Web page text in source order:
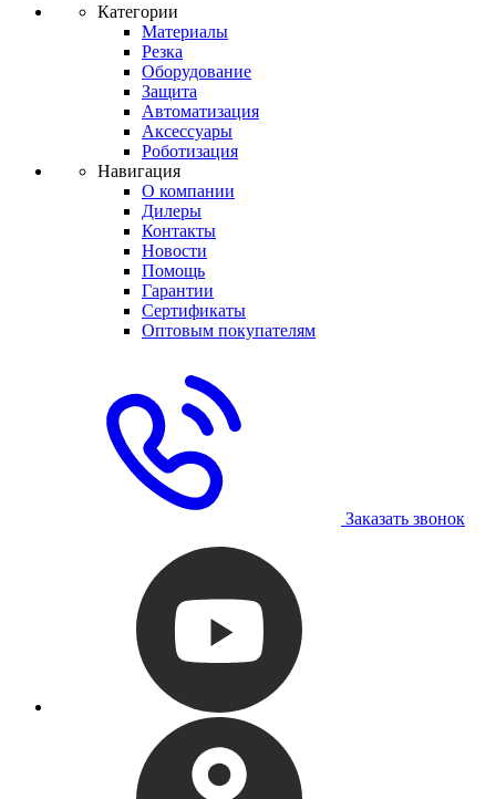
Категории
Материалы
Резка
Оборудование
Защита
Автоматизация
Аксессуары
Роботизация
Навигация
О компании
Дилеры
Контакты
Новости
Помощь
Гарантии
Сертификаты
Оптовым покупателям
Заказать звонок